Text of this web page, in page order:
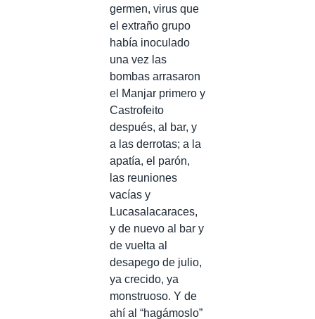
germen, virus que
el extraño grupo
había inoculado
una vez las
bombas arrasaron
el Manjar primero y
Castrofeito
después, al bar, y
a las derrotas; a la
apatía, el parón,
las reuniones
vacías y
Lucasalacaraces,
y de nuevo al bar y
de vuelta al
desapego de julio,
ya crecido, ya
monstruoso. Y de
ahí al “hagámoslo”